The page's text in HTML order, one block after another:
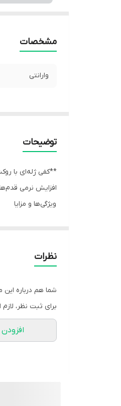
مشخصات
وارانتی
توضیحات
**کفی ژله‌ای با
افزایش نرمی
ویژگی‌ها و مزایا
- **افزایش راحتی
- کمک به **کاهش
مناسب برای
- افرادی که زمان
نظرات
شما هم درباره
برای ثبت نظر،
افزودن